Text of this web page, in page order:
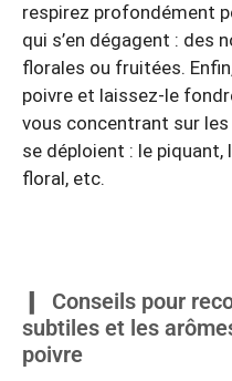
respirez profondément
qui s’en dégagent : des
florales ou fruitées.
poivre et laissez-le
vous concentrant sur
se déploient : le piquant,
floral, etc.
Conseils pour
subtiles et les
poivre